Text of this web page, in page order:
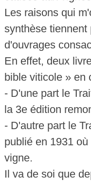
Les raisons qui
synthèse
d'ouvrages
En effet, deux
bible viticole » en
- D'une part le
la 3e édition
- D'autre part le
publié en 1931
vigne.
Il va de soi que